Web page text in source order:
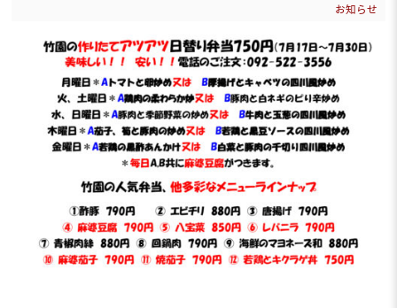
お知らせ